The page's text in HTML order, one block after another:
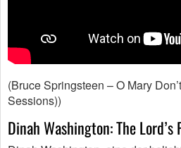
(Bruce Springsteen – O Mary
Sessions))
Dinah Washington: The Lord’s